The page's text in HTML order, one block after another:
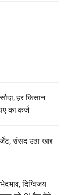
हर किसान
का कर्ज
संसद उठा खाद्द
दिग्विजय